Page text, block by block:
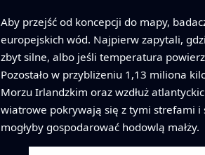
Aby przejść od koncepcji do mapy,
europejskich wód. Najpierw zapytali,
zbyt silne, albo jeśli temperatura
Pozostało w przybliżeniu 1,13 miliona
Morzu Irlandzkim oraz wzdłuż
wiatrowe pokrywają się z tymi strefami i
mogłyby gospodarować hodowlą małży.